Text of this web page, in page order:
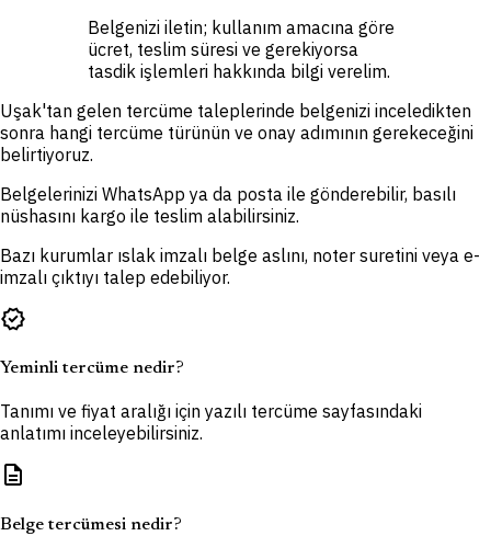
Belgenizi iletin; kullanım amacına göre
ücret, teslim süresi ve gerekiyorsa
tasdik işlemleri hakkında bilgi verelim.
Uşak'tan gelen tercüme taleplerinde belgenizi inceledikten
sonra hangi tercüme türünün ve onay adımının gerekeceğini
belirtiyoruz.
Belgelerinizi WhatsApp ya da posta ile gönderebilir, basılı
nüshasını kargo ile teslim alabilirsiniz.
Bazı kurumlar ıslak imzalı belge aslını, noter suretini veya e-
imzalı çıktıyı talep edebiliyor.
verified
Yeminli tercüme nedir?
Tanımı ve fiyat aralığı için yazılı tercüme sayfasındaki
anlatımı inceleyebilirsiniz.
description
Belge tercümesi nedir?